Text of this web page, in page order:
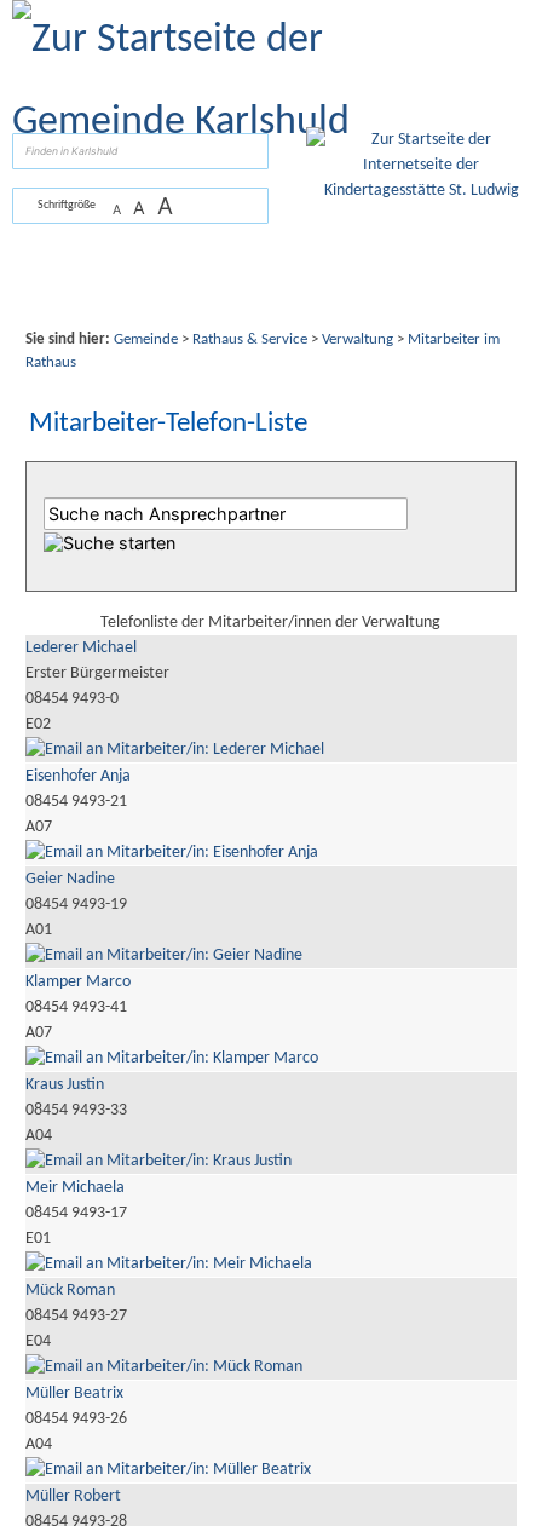
Zum Inhalt
Schriftgröße A A A
Sie sind hier: Gemeinde> Rathaus & Service> Verwaltung> Mitarbeiter im
Rathaus
Mitarbeiter-Telefon-Liste
Telefonliste der Mitarbeiter/innen der Verwaltung
Lederer Michael
Erster Bürgermeister
08454 9493-0
E02
Eisenhofer Anja
08454 9493-21
A07
Geier Nadine
08454 9493-19
A01
Klamper Marco
08454 9493-41
A07
Kraus Justin
08454 9493-33
A04
Meir Michaela
08454 9493-17
E01
Mück Roman
08454 9493-27
E04
Müller Beatrix
08454 9493-26
A04
Müller Robert
08454 9493-28